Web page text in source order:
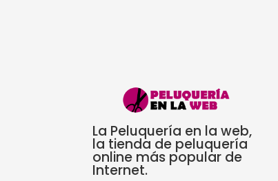
La Peluquería en la web,
la tienda de peluquería
online más popular de
Internet.